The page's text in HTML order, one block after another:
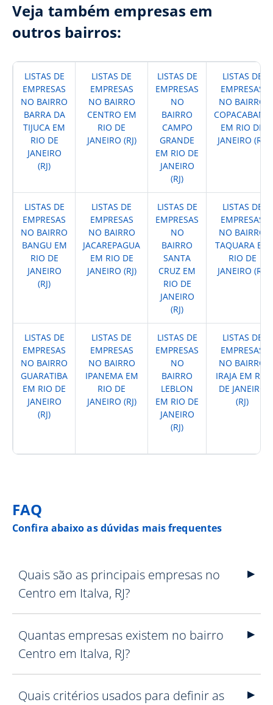
Veja também empresas em
outros bairros:
LISTAS DE
EMPRESAS
NO BAIRRO
BARRA DA
TIJUCA EM
RIO DE
JANEIRO
(RJ)
LISTAS DE
EMPRESAS
NO BAIRRO
CENTRO EM
RIO DE
JANEIRO (RJ)
LISTAS DE
EMPRESAS
NO
BAIRRO
CAMPO
GRANDE
EM RIO DE
JANEIRO
(RJ)
LISTAS DE
EMPRESAS
NO BAIRRO
COPACABANA
EM RIO DE
JANEIRO (RJ)
LISTAS DE
EMPRESAS
NO BAIRRO
BANGU EM
RIO DE
JANEIRO
(RJ)
LISTAS DE
EMPRESAS
NO BAIRRO
JACAREPAGUA
EM RIO DE
JANEIRO (RJ)
LISTAS DE
EMPRESAS
NO
BAIRRO
SANTA
CRUZ EM
RIO DE
JANEIRO
(RJ)
LISTAS DE
EMPRESAS
NO BAIRRO
TAQUARA EM
RIO DE
JANEIRO (RJ)
LISTAS DE
EMPRESAS
NO BAIRRO
GUARATIBA
EM RIO DE
JANEIRO
(RJ)
LISTAS DE
EMPRESAS
NO BAIRRO
IPANEMA EM
RIO DE
JANEIRO (RJ)
LISTAS DE
EMPRESAS
NO
BAIRRO
LEBLON
EM RIO DE
JANEIRO
(RJ)
LISTAS DE
EMPRESAS
NO BAIRRO
IRAJA EM RIO
DE JANEIRO
(RJ)
FAQ
Confira abaixo as dúvidas mais frequentes
Quais são as principais empresas no
Centro em Italva, RJ?
Quantas empresas existem no bairro
Centro em Italva, RJ?
Quais critérios usados para definir as